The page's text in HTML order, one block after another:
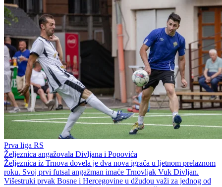
Prva liga RS
Željeznica angažovala Divljana i Popovića
Željeznica iz Trnova dovela je dva nova igrača u ljetnom prelaznom
roku. Svoj prvi futsal angažman imaće Trnovljak Vuk Divljan.
Višestruki prvak Bosne i Hercegovine u džudou važi za jednog od